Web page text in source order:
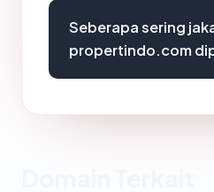
Seberapa sering
propertindo.com